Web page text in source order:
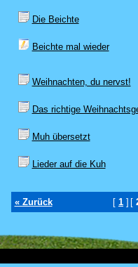
Die Beichte
Beichte mal wieder
Weihnachten, du nervst!
Das richtige
Muh übersetzt
Lieder auf die Kuh
« Zurück [ 1 ] [